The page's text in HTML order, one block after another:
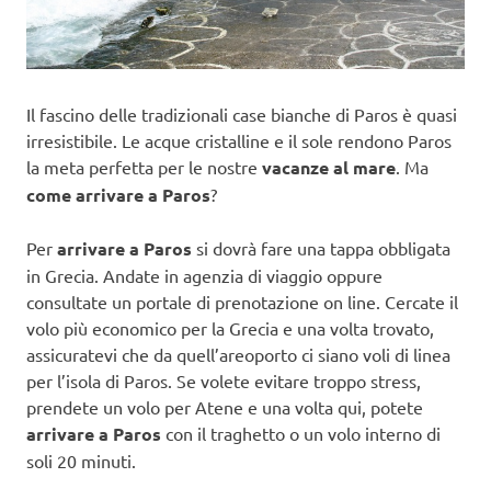
Il fascino delle tradizionali case bianche di Paros è quasi
irresistibile. Le acque cristalline e il sole rendono Paros
la meta perfetta per le nostre vacanze al mare . Ma
come arrivare a Paros?
Per arrivare a Paros si dovrà fare una tappa obbligata
in Grecia. Andate in agenzia di viaggio oppure
consultate un portale di prenotazione on line. Cercate il
volo più economico per la Grecia e una volta trovato,
assicuratevi che da quell’areoporto ci siano voli di linea
per l’isola di Paros. Se volete evitare troppo stress,
prendete un volo per Atene e una volta qui, potete
arrivare a Paros con il traghetto o un volo interno di
soli 20 minuti.